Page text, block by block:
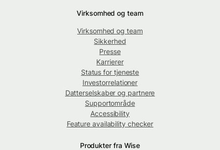
Virksomhed og team
Virksomhed og team
Sikkerhed
Presse
Karrierer
Status for tjeneste
Investorrelationer
Datterselskaber og partnere
Supportområde
Accessibility
Feature availability checker
Produkter fra Wise